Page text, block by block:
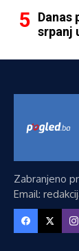
Danas
srpanj
Zabranjeno
Email: